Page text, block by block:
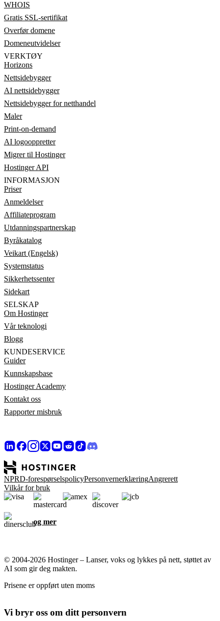
WHOIS
Gratis SSL-sertifikat
Overfør domene
Domeneutvidelser
VERKTØY
Horizons
Nettsidebygger
AI nettsidebygger
Nettsidebygger for netthandel
Maler
Print-on-demand
AI logooppretter
Migrer til Hostinger
Hostinger API
INFORMASJON
Priser
Anmeldelser
Affiliateprogram
Utdanningspartnerskap
Byråkatalog
Veikart (Engelsk)
Systemstatus
Sikkerhetssenter
Sidekart
SELSKAP
Om Hostinger
Vår teknologi
Blogg
KUNDESERVICE
Guider
Kunnskapsbase
Hostinger Academy
Kontakt oss
Rapporter misbruk
NPRD-forespørselspolicyPersonvernerklæringAngrerett
Vilkår for bruk
og mer
© 2004-2026 Hostinger – Lanser, voks og lykkes på nett, støttet av
AI som gir deg makten.
Prisene er oppført uten moms
Vi bryr oss om ditt personvern